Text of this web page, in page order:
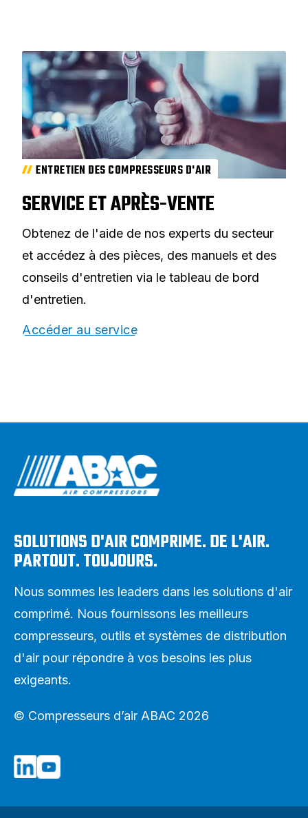
ENTRETIEN DES COMPRESSEURS D'AIR
SERVICE ET APRÈS-VENTE
Obtenez de l'aide de nos experts du secteur
et accédez à des pièces, des manuels et des
conseils d'entretien via le tableau de bord
d'entretien.
Accéder au service
SOLUTIONS D'AIR COMPRIME. DE L'AIR.
PARTOUT. TOUJOURS.
Nous sommes les leaders dans les solutions d'air
comprimé. Nous fournissons les meilleurs
compresseurs, outils et systèmes de distribution
d'air pour répondre à vos besoins les plus
exigeants.
© Compresseurs d’air ABAC 2026